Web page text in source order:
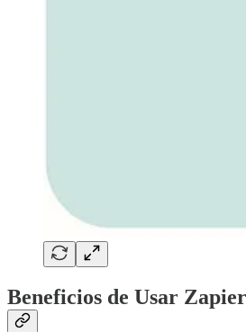
Beneficios de Usar Zapier